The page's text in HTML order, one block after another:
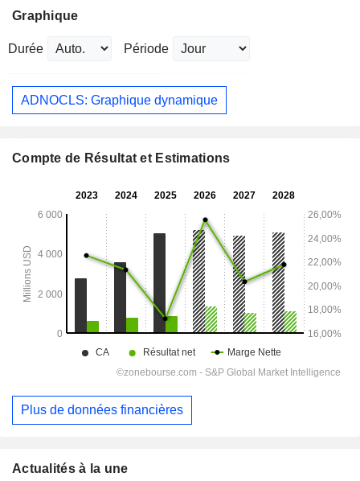
Graphique
Durée Période
ADNOCLS: Graphique dynamique
Compte de Résultat et Estimations
Plus de données financières
Actualités à la une